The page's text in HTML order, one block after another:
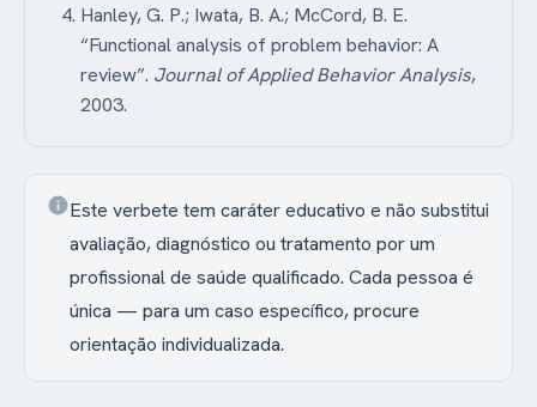
Hanley, G. P.; Iwata, B. A.; McCord, B. E.
“Functional analysis of problem behavior: A
review”. Journal of Applied Behavior Analysis,
2003.
infoEste verbete tem caráter educativo e não substitui
avaliação, diagnóstico ou tratamento por um
profissional de saúde qualificado. Cada pessoa é
única — para um caso específico, procure
orientação individualizada.